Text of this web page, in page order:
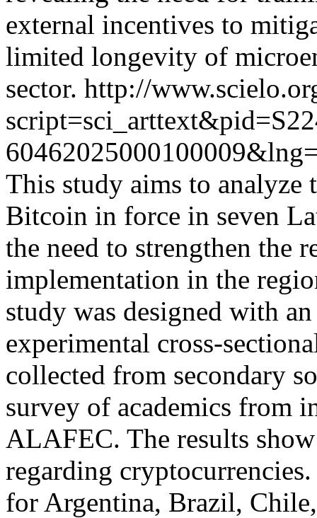
external incentives to
limited longevity of
sector. http://
This study aims to analyze
Bitcoin in force in seven
the need to strengthen the
implementation in the
study was designed with
experimental cross-
collected from secondary
survey of academics from
ALAFEC. The results
regarding
for Argentina, Brazil,